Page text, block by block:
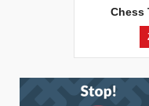
Chess